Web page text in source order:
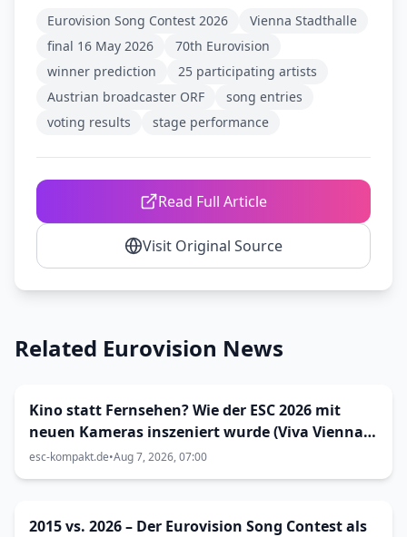
Eurovision Song Contest 2026
Vienna Stadthalle
final 16 May 2026
70th Eurovision
winner prediction
25 participating artists
Austrian broadcaster ORF
song entries
voting results
stage performance
Read Full Article
Visit Original Source
Related Eurovision News
Kino statt Fernsehen? Wie der ESC 2026 mit
neuen Kameras inszeniert wurde (Viva Vienna
33)
esc-kompakt.de•Aug 7, 2026, 07:00
2015 vs. 2026 – Der Eurovision Song Contest als